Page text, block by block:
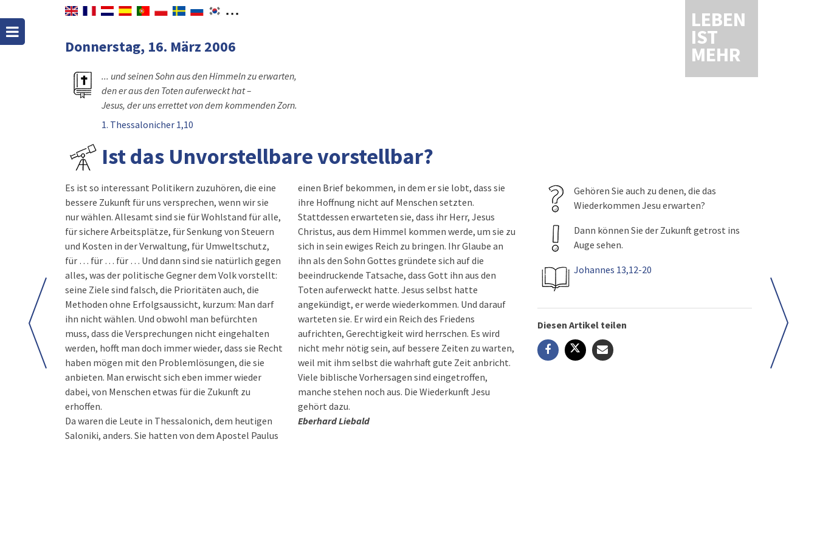
LEBEN
IST
MEHR
Donnerstag, 16. März 2006
... und seinen Sohn aus den Himmeln zu erwarten,
den er aus den Toten auferweckt hat –
Jesus, der uns errettet von dem kommenden Zorn.
1. Thessalonicher 1,10
Ist das Unvorstellbare vorstellbar?
Es ist so interessant Politikern zuzuhören, die eine
bessere Zukunft für uns versprechen, wenn wir sie
nur wählen. Allesamt sind sie für Wohlstand für alle,
für sichere Arbeitsplätze, für Senkung von Steuern
und Kosten in der Verwaltung, für Umweltschutz,
für … für … für … Und dann sind sie natürlich gegen
alles, was der politische Gegner dem Volk vorstellt:
seine Ziele sind falsch, die Prioritäten auch, die
Methoden ohne Erfolgsaussicht, kurzum: Man darf
ihn nicht wählen. Und obwohl man befürchten
muss, dass die Versprechungen nicht eingehalten
werden, hofft man doch immer wieder, dass sie Recht
haben mögen mit den Problemlösungen, die sie
anbieten. Man erwischt sich eben immer wieder
dabei, von Menschen etwas für die Zukunft zu
erhoffen.
Da waren die Leute in Thessalonich, dem heutigen
Saloniki, anders. Sie hatten von dem Apostel Paulus
einen Brief bekommen, in dem er sie lobt, dass sie
ihre Hoffnung nicht auf Menschen setzten.
Stattdessen erwarteten sie, dass ihr Herr, Jesus
Christus, aus dem Himmel kommen werde, um sie zu
sich in sein ewiges Reich zu bringen. Ihr Glaube an
ihn als den Sohn Gottes gründete sich auf die
beeindruckende Tatsache, dass Gott ihn aus den
Toten auferweckt hatte. Jesus selbst hatte
angekündigt, er werde wiederkommen. Und darauf
warteten sie. Er wird ein Reich des Friedens
aufrichten, Gerechtigkeit wird herrschen. Es wird
nicht mehr nötig sein, auf bessere Zeiten zu warten,
weil mit ihm selbst die wahrhaft gute Zeit anbricht.
Viele biblische Vorhersagen sind eingetroffen,
manche stehen noch aus. Die Wiederkunft Jesu
gehört dazu.
Eberhard Liebald
Gehören Sie auch zu denen, die das
Wiederkommen Jesu erwarten?
Dann können Sie der Zukunft getrost ins
Auge sehen.
Johannes 13,12-20
Diesen Artikel teilen